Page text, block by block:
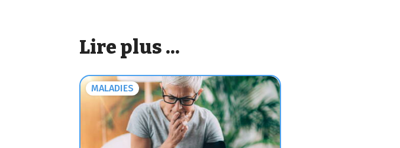
Lire plus ...
MALADIES